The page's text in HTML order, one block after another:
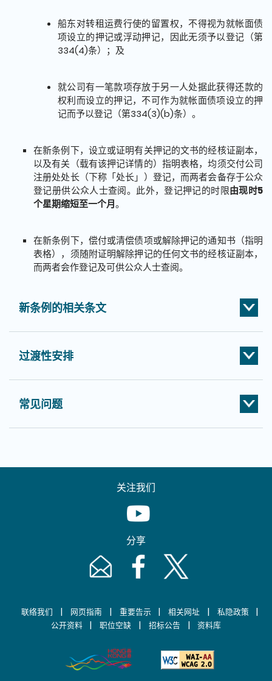
船东对转租运费行使的留置权，不得视为就帐面债
项设立的押记或浮动押记，因此无须予以登记（第
334(4)条）；及
就公司有一笔款项存放于另一人处据此获得还款的
权利而设立的押记，不可作为就帐面债项设立的押
记而予以登记（第334(3)(b)条）。
在新条例下，设立或证明有关押记的文书的经核证副本，
以及有关（载有该押记详情的）指明表格，均须交付公司
注册处处长（下称「处长」）登记，而两者会备存于公众
登记册供公众人士查阅。此外，登记押记的时限由现时5
个星期缩短至一个月。
在新条例下，偿付或清偿债项或解除押记的通知书（指明
表格），须随附证明解除押记的任何文书的经核证副本，
而两者会作登记及可供公众人士查阅。
新条例的相关条文
过渡性安排
常见问题
关注我们
Youtube [This link will pop up in
分享
Email [This link will pop up in a new
Facebook [This link will pop up
Twitter [This link will
联络我们 | 网页指南 | 重要告示 | 相关网址 | 私隐政策 |
公开资料 | 职位空缺 | 招标公告 | 资料库